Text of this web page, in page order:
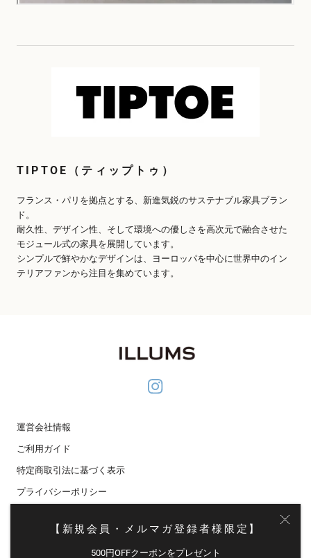
【新規会員・メルマガ登録者様限定】
500円OFFクーポンをプレゼント
TIPTOE（ティップトゥ）
フランス・パリを拠点とする、新進気鋭のサステナブル家具ブラン
ド。
耐久性、デザイン性、そして環境への優しさを高次元で融合させた
モジュール式の家具を展開しています。
シンプルで鮮やかなデザインは、ヨーロッパを中心に世界中のイン
テリアファンから注目を集めています。
運営会社情報
ご利用ガイド
特定商取引法に基づく表示
プライバシーポリシー
メールマガジン登録